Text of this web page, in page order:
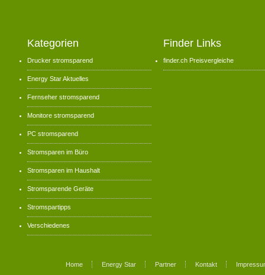
Kategorien
Drucker stromsparend
Energy Star Aktuelles
Fernseher stromsparend
Monitore stromsparend
PC stromsparend
Stromsparen im Büro
Stromsparen im Haushalt
Stromsparende Geräte
Stromspartipps
Verschiedenes
Finder Links
finder.ch Preisvergleiche
Home Energy Star Partner Kontakt